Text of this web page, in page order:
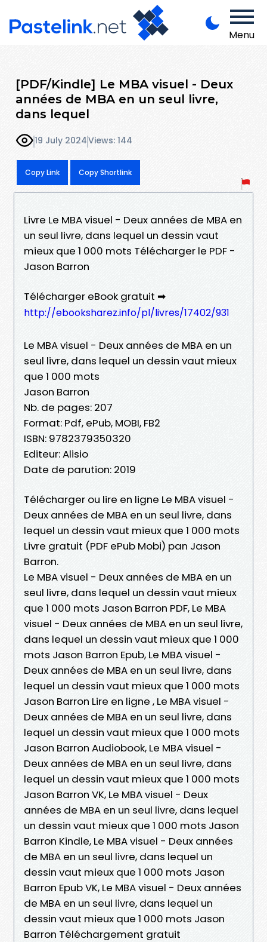
Menu
[PDF/Kindle] Le MBA visuel - Deux
années de MBA en un seul livre,
dans lequel
19 July 2024Views: 144
Copy Link Copy Shortlink
Livre Le MBA visuel - Deux années de MBA en
un seul livre, dans lequel un dessin vaut
mieux que 1 000 mots Télécharger le PDF -
Jason Barron
Télécharger eBook gratuit ➡
http://ebooksharez.info/pl/livres/17402/931
Le MBA visuel - Deux années de MBA en un
seul livre, dans lequel un dessin vaut mieux
que 1 000 mots
Jason Barron
Nb. de pages: 207
Format: Pdf, ePub, MOBI, FB2
ISBN: 9782379350320
Editeur: Alisio
Date de parution: 2019
Télécharger ou lire en ligne Le MBA visuel -
Deux années de MBA en un seul livre, dans
lequel un dessin vaut mieux que 1 000 mots
Livre gratuit (PDF ePub Mobi) pan Jason
Barron.
Le MBA visuel - Deux années de MBA en un
seul livre, dans lequel un dessin vaut mieux
que 1 000 mots Jason Barron PDF, Le MBA
visuel - Deux années de MBA en un seul livre,
dans lequel un dessin vaut mieux que 1 000
mots Jason Barron Epub, Le MBA visuel -
Deux années de MBA en un seul livre, dans
lequel un dessin vaut mieux que 1 000 mots
Jason Barron Lire en ligne , Le MBA visuel -
Deux années de MBA en un seul livre, dans
lequel un dessin vaut mieux que 1 000 mots
Jason Barron Audiobook, Le MBA visuel -
Deux années de MBA en un seul livre, dans
lequel un dessin vaut mieux que 1 000 mots
Jason Barron VK, Le MBA visuel - Deux
années de MBA en un seul livre, dans lequel
un dessin vaut mieux que 1 000 mots Jason
Barron Kindle, Le MBA visuel - Deux années
de MBA en un seul livre, dans lequel un
dessin vaut mieux que 1 000 mots Jason
Barron Epub VK, Le MBA visuel - Deux années
de MBA en un seul livre, dans lequel un
dessin vaut mieux que 1 000 mots Jason
Barron Téléchargement gratuit